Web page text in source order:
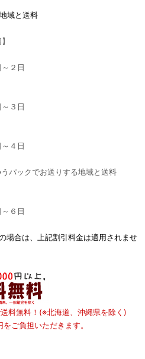
域と送料
２日
３日
４日
パックでお送りする地域と送料
６日
場合は、上記割引料金は適用されませ
料無料！(※北海道、沖縄県を除く)
ご負担いただきます。